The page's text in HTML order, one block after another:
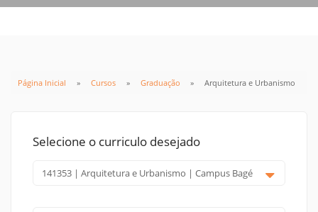
Página Inicial Cursos Graduação Arquitetura e Urbanismo
Selecione o curriculo desejado